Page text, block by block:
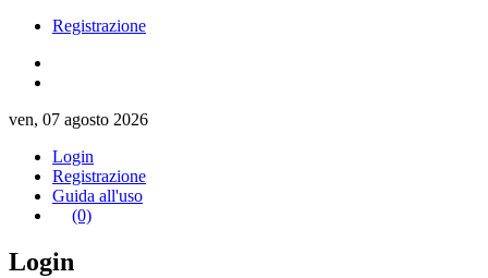
Registrazione
ven, 07 agosto 2026
Login
Registrazione
Guida all'uso
(0)
Login